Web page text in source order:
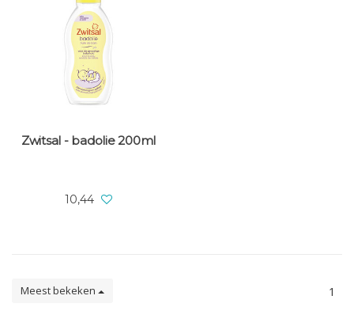
Zwitsal - badolie 200ml
10,44
Meest bekeken 1